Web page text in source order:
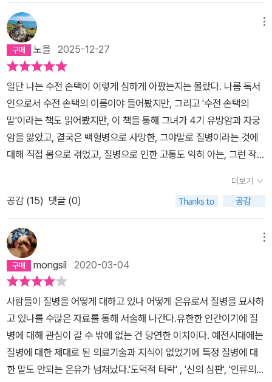
미를 제대로 파악할 수 있게 되었다. 우리 현실의 삶도 마찬가지일 것
이라는 생각이 든다. 삶의 은유에 의해 왜곡되고 변형된 허상들의 세
계, 메트릭스의 세계에서 우리는 살고 있다. 그러한 허상들에 의한 이
미지를 떨쳐 내고 삶의 진정한 실존과 마주칠 수 있는 길은 나에게 있
어 어떤 것일까? 물론 그 허상을 떠나 우리는 살 수 없다. '사람들은
물론 은유없이 사고할 수 없다. 그러나 그렇다고 해서 우리가 자제하
고 피하려 애써야 할 은유가 없다는 것을 의미하지는 않는다. 물론, 모
든 사고는 해석이다. 그러나, 그렇다고 해서 해석에 반대한다는 것이
언제나 옳지 않다는 것을 의미하지는 않는다.'는 그녀의 말에서처럼
음이 우리에겐 필요하다.삶과 세상을 바라보는 관점에서의 그녀가 가
진 독특한 매력속에서 내가 발견할 수 있는 것은 무엇일까? 삶의 은
유로부터 내가 해방되고 그래서 내 삶을 보다 온전하고 직접 대면할
수 있는 그 길을 나의 내면에서 찾아내어야 할 것이다.
것 같아서 싫었다. 동정 받는 것도 싫었다. 누가 아는 것 자체가 싫었
다. 엄마의 ‘암’은 나는 물론 가족에게도 그렇고, 엄마 자신은 더욱 그
러했겠지만 형벌 같은 느낌이 들었다.수잔 손택의 <은유로서의 질병
>-이 책은 '은유로서의 질병'과 '에이즈와 그 은유' 두 편의 에세이로
이루어진다-을 덮는 순간, 아니 이 책을 펼친 순간 잊었던 열 아홉 살
의 기억이 떠올랐다. 내가 ‘암’을 받아들인 태도와 엄마가 ‘암’을 받아
들인 태도, ‘가족’이 암을 받아들인 태도에 있었던 ‘공포’ ‘낙인’ ‘형벌’
‘부끄러움’ 같은 것들. ‘질병’을 ‘질병’ 자체로 단순하게 받아들이는 것
이 아니라 일종의 사회적 관습이나 은유로 받아들인 것이다. 그 무렵
엄마가 앓던 ‘암’에 대한 은유를 보면, 왜 엄마는 그때 ‘수치스러워 했
었나’를 이해할 수 있다. 이를테면 우리나라 여성들이 가장 많이 앓는
‘암’의 한 종류인 ‘자궁암’에 대한 은유. ‘결혼하지 않은 미혼 여성은
(?) 전적을 의심해 봐야 하며’ ‘기혼 여성이 걸리는 경우는 배우자의
외도’ 때문일 경우가 많다는, ‘자궁암’을 바라보는 사회적 은유에서 자
유로울 수 없던 것이다. ‘유방암’에 대한 은유도 그렇다. 요즘에는 ‘비
만’인, ‘동물성 지방을 너무 많이 섭취하는’ ‘운동을 하지 않는 게으
름’이 불러오는 암이라는 은유가 또 널리 퍼져있다. 그런데 이런 은유
들이 과연 모두 타당한가? 수잔 손택, 그녀는 아버지가 일찍이 결핵
으로 사망했고(손택의 엄마는 그 사실을 끝끝내 숨겼다고 한다. 당시
결핵은 불결하고 가난한 사람들이 걸리는 수치스러운 병이라는 사회
적 은유가 만연했기에) 엄마 또한 폐암으로 사망했다. 더욱이 손택 그
노을 2025-12-27
일단 나는 수전 손택이 이렇게 심하게 아팠는지는 몰랐다. 나름 독서
인으로서 수전 손택의 이름이야 들어봤지만, 그리고 '수전 손택의
말'이라는 책도 읽어봤지만, 이 책을 통해 그녀가 4기 유방암과 자궁
암을 앓았고, 결국은 백혈병으로 사망한, 그야말로 질병이라는 것에
대해 직접 몸으로 겪었고, 질병으로 인한 고통도 익히 아는, 그런 작가
로서의 질병'은 암환자로서 자신이 겪은 체험에 바탕을 두고 있으며,
2부인 '에이즈와 그 은유'는 1부에서의 문제의식을 보다 확장하여 이
야기하고 있다.저자가 유방암을 앓았을 당시 사람들은 암에 대해 일
종의 선입견을 가지고 있었고, 그리하여 선뜻 이야기하지 못하는, 즉
은유로서 그 병을 다루는 경향이 있었다. 이것은 과거 역사에서 우리
가 나병이나 페스트, 매독, 결핵과 같이 일종의 편견이자 어쩌면 신의
처벌로 생각하는 사고로 이어져 그 병을 앓는 환자들에 대해 사회적
으로 부정적으로 바라보는 시선이 존재했다. 이것은 특히 2부에서 다
룬 에이즈에 대한 시각에서 극명하게 드러난다.사실 나는 수전 손택
과는 다른 세대이기에 암에 대한 편견은 경험한 적 없으나, 1980~1
990년대를 휩쓴 에이즈 환자에 대한 공포와 경멸을 뚜렷이 기억하고
있다. 이는 대단한 사회적 현상으로, 톰 행크스가 주연한 '필라델피아
더보기
공감 (15) 댓글 (0)
mongsil 2020-03-04
사람들이 질병을 어떻게 대하고 있나 어떻게 은유로서 질병을 묘사하
고 있나를 수많은 자료를 통해 서술해 나간다.유한한 인간이기에 질
병에 대해 관심이 갈 수 밖에 없는 건 당연한 이치이다. 예전시대에는
질병에 대한 제대로 된 의료기술과 지식이 없었기에 특정 질병에 대
한 말도 안되는 은유가 넘쳐났다.'도덕적 타락' , '신의 심판', '인류의